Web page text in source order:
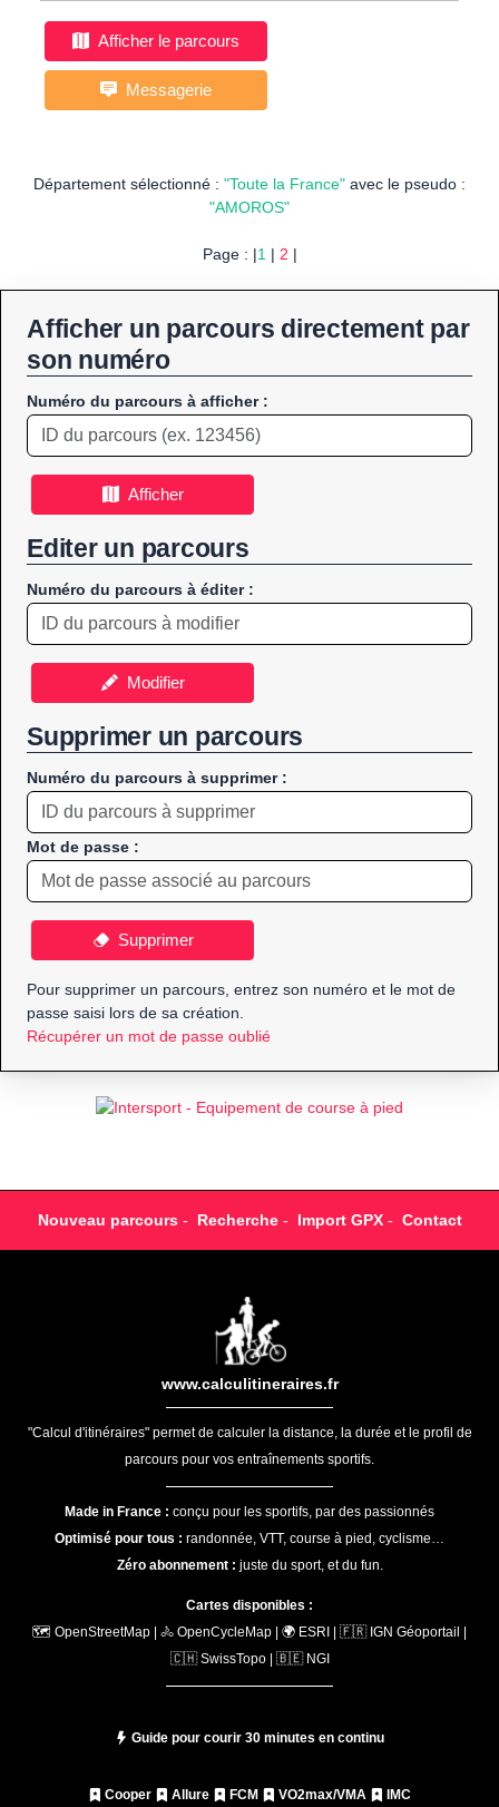
Afficher le parcours
Messagerie
Département sélectionné : "Toute la France" avec le pseudo :
"AMOROS"
Page : |1| 2 |
Afficher un parcours directement par
son numéro
Numéro du parcours à afficher :
Afficher
Editer un parcours
Numéro du parcours à éditer :
Modifier
Supprimer un parcours
Numéro du parcours à supprimer :
Mot de passe :
Supprimer
Pour supprimer un parcours, entrez son numéro et le mot de
passe saisi lors de sa création.
Récupérer un mot de passe oublié
Nouveau parcours- Recherche- Import GPX- Contact
www.calculitineraires.fr
"Calcul d'itinéraires" permet de calculer la distance, la durée et le profil de
parcours pour vos entraînements sportifs.
Made in France : conçu pour les sportifs, par des passionnés
Optimisé pour tous : randonnée, VTT, course à pied, cyclisme…
Zéro abonnement : juste du sport, et du fun.
Cartes disponibles :
🗺️ OpenStreetMap | 🚴 OpenCycleMap | 🌍 ESRI | 🇫🇷 IGN Géoportail |
🇨🇭 SwissTopo | 🇧🇪 NGI
Guide pour courir 30 minutes en continu
Cooper Allure FCM VO2max/VMA IMC